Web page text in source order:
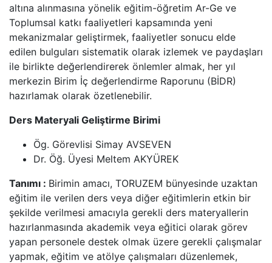
altına alınmasına yönelik eğitim-öğretim Ar-Ge ve
Toplumsal katkı faaliyetleri kapsamında yeni
mekanizmalar geliştirmek, faaliyetler sonucu elde
edilen bulguları sistematik olarak izlemek ve paydaşları
ile birlikte değerlendirerek önlemler almak, her yıl
merkezin Birim İç değerlendirme Raporunu (BİDR)
hazırlamak olarak özetlenebilir.
Ders Materyali Geliştirme Birimi
Ög. Görevlisi Simay AVSEVEN
Dr. Öğ. Üyesi Meltem AKYÜREK
Tanımı : Birimin amacı, TORUZEM bünyesinde uzaktan
eğitim ile verilen ders veya diğer eğitimlerin etkin bir
şekilde verilmesi amacıyla gerekli ders materyallerin
hazırlanmasında akademik veya eğitici olarak görev
yapan personele destek olmak üzere gerekli çalışmalar
yapmak, eğitim ve atölye çalışmaları düzenlemek,